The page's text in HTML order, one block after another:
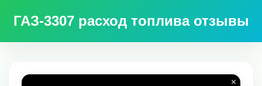
ГАЗ-3307 расход топлива отзывы